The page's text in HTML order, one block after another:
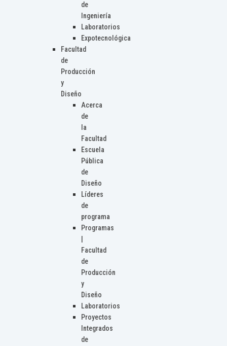
de
Ingeniería
Laboratorios
Expotecnológica
Facultad
de
Producción
y
Diseño
Acerca
de
la
Facultad
Escuela
Pública
de
Diseño
Líderes
de
programa
Programas
Facultad
de
Producción
y
Diseño
Laboratorios
Proyectos
Integrados
de